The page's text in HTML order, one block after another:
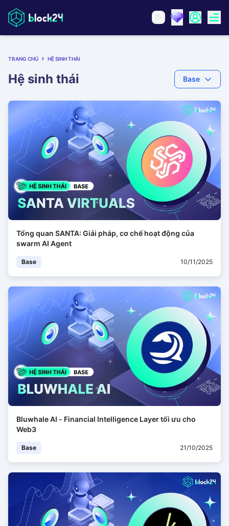
TRANG CHỦ HỆ SINH THÁI
Hệ sinh thái Base
Tổng quan SANTA: Giải pháp, cơ chế hoạt động của
swarm AI Agent
Base 10/11/2025
Bluwhale AI - Financial Intelligence Layer tối ưu cho
Web3
Base 21/10/2025